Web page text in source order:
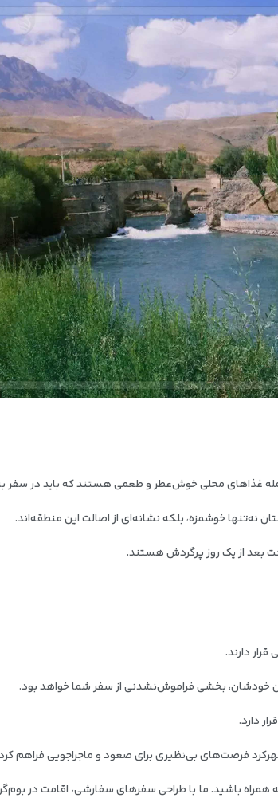
غذاهای محلی خوش‌عطر و طعمی هستند که باید در سفر
خوشمزه، بلکه نشانه‌ای از اصالت این منطقه‌اند.
بعد از یک روز پرگردش هستند.
دارند.
خودشان، بخشی فراموش‌نشدنی از سفر شما خواهد بود.
دارد.
فرصت‌های بی‌نظیری برای صعود و ماجراجویی فراهم
همراه باشید. ما با طراحی سفرهای سفارشی، اقامت در